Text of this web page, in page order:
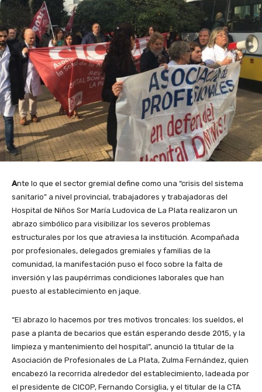
Ante lo que el sector gremial define como una “crisis del sistema
sanitario” a nivel provincial, trabajadores y trabajadoras del
Hospital de Niños Sor María Ludovica de La Plata realizaron un
abrazo simbólico para visibilizar los severos problemas
estructurales por los que atraviesa la institución. Acompañada
por profesionales, delegados gremiales y familias de la
comunidad, la manifestación puso el foco sobre la falta de
inversión y las paupérrimas condiciones laborales que han
puesto al establecimiento en jaque.
“El abrazo lo hacemos por tres motivos troncales: los sueldos, el
pase a planta de becarios que están esperando desde 2015, y la
limpieza y mantenimiento del hospital”, anunció la titular de la
Asociación de Profesionales de La Plata, Zulma Fernández, quien
encabezó la recorrida alrededor del establecimiento, ladeada por
el presidente de CICOP, Fernando Corsiglia, y el titular de la CTA